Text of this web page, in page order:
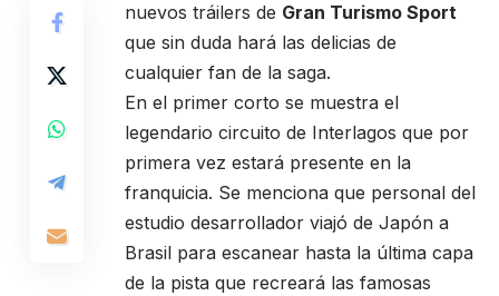
nuevos tráilers de Gran Turismo Sport
que sin duda hará las delicias de
cualquier fan de la saga.
En el primer corto se muestra el
legendario circuito de Interlagos que por
primera vez estará presente en la
franquicia. Se menciona que personal del
estudio desarrollador viajó de Japón a
Brasil para escanear hasta la última capa
de la pista que recreará las famosas